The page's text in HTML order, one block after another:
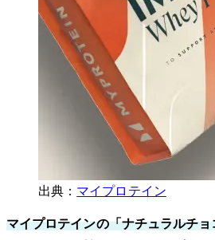
出典： マイプロテイン
マイプロテインの「ナチュラルチ